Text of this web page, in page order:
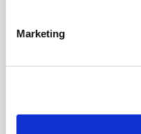
Marketing